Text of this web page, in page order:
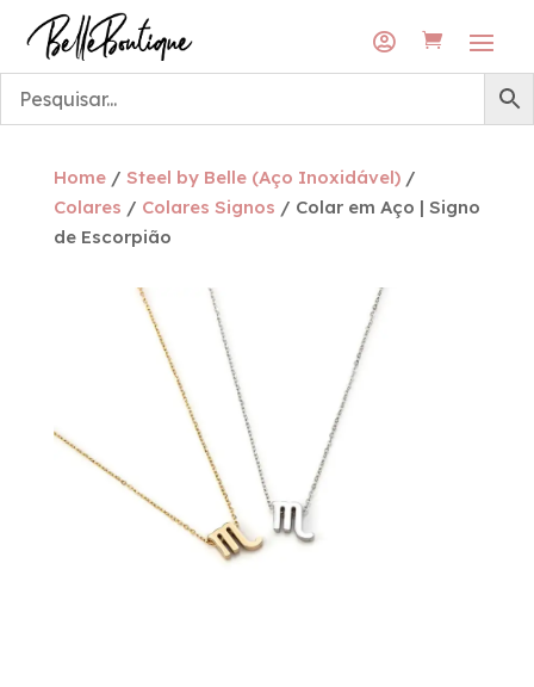

Home/ Steel by Belle (Aço Inoxidável)/
Colares / Colares Signos / Colar em Aço | Signo
de Escorpião